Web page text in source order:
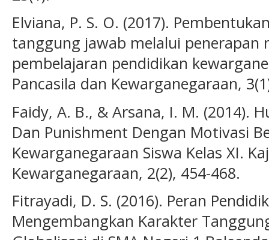
Elviana, P. S. O. (2017).
tanggung jawab melalui penerapan
pembelajaran pendidikan
Pancasila dan Kewarganegaraan,
Faidy, A. B., & Arsana, I. M. (2014).
Dan Punishment Dengan Motivasi
Kewarganegaraan Siswa Kelas XI.
Kewarganegaraan, 2(2), 454-468.
Fitrayadi, D. S. (2016). Peran
Mengembangkan Karakter